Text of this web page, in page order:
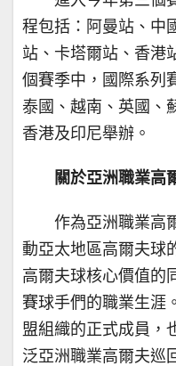
程包括：阿曼站、中
站、卡塔爾站、香港
個賽季中，國際系列
泰國、越南、英國、
香港及印尼舉辦。
關於亞洲職業高
作為亞洲職業高
動亞太地區高爾夫球
高爾夫球核心價值的
賽球手們的職業生涯
盟組織的正式成員，
泛亞洲職業高爾夫巡